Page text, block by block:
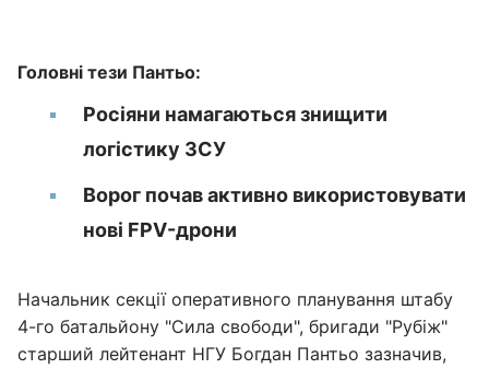
Головні тези Пантьо:
Росіяни намагаються знищити
логістику ЗСУ
Ворог почав активно використовувати
нові FPV-дрони
Начальник секції оперативного планування штабу
4-го батальйону "Сила свободи", бригади "Рубіж"
старший лейтенант НГУ Богдан Пантьо зазначив,